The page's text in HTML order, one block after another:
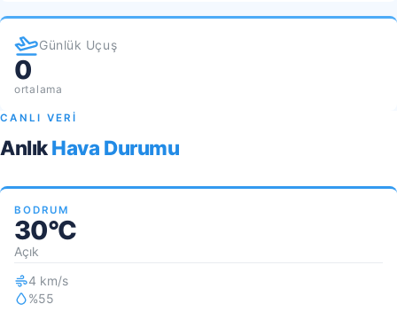
Günlük Uçuş
0
ortalama
CANLI VERİ
AnlıkHava Durumu
BODRUM
30°C
Açık
4 km/s
%55